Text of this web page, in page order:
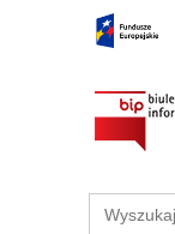
Search
for: